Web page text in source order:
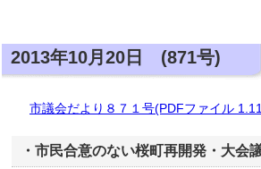
2013年10月20日 (871号)
市議会だより８７１号(PDFファイル
・市民合意のない桜町再開発・大会